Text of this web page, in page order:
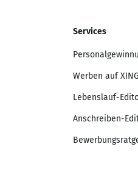
Services
Werben auf XING
Lebenslauf-
Anschreiben-